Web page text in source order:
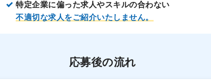
特定企業に偏った求人やスキルの合わない
不適切な求人をご紹介いたしません。
応募後の流れ